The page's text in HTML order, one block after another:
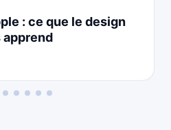
: ce que le design
apprend